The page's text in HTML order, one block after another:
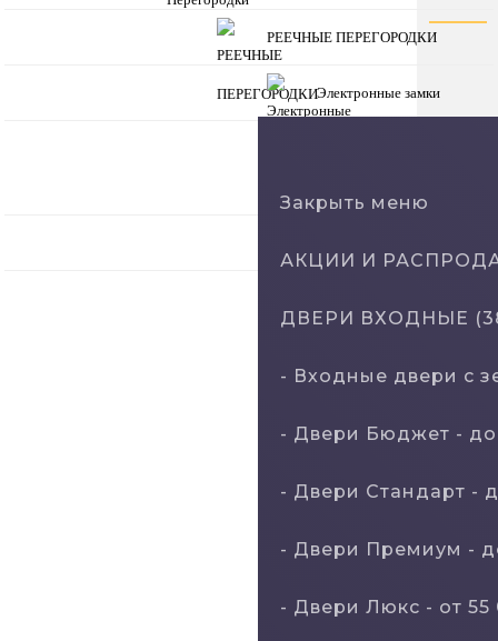
РЕЕЧНЫЕ ПЕРЕГОРОДКИ
Электронные замки
Закрыть меню
АКЦИИ И
ДВЕРИ ВХОДНЫЕ
- Входные двери с
- Двери Бюджeт - до
- Двери Стaндaрт -
- Двери Прeмиум -
- Двери Люкс - от 55